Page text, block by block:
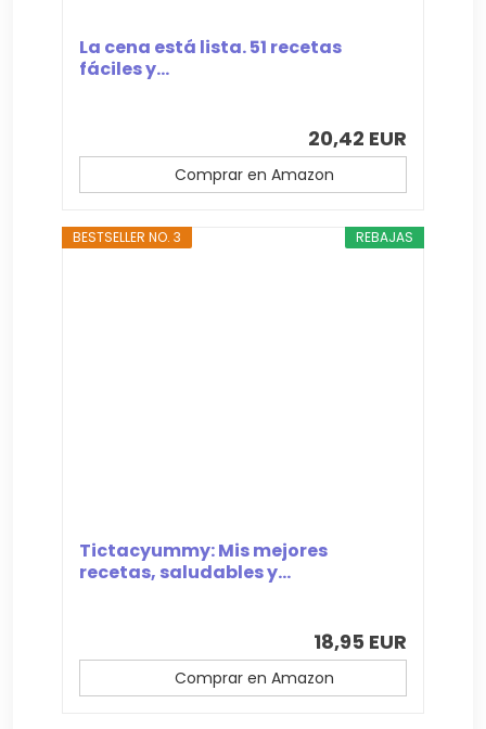
La cena está lista. 51 recetas
fáciles y...
20,42 EUR
Comprar en Amazon
REBAJAS
BESTSELLER NO. 3
Tictacyummy: Mis mejores
recetas, saludables y...
18,95 EUR
Comprar en Amazon